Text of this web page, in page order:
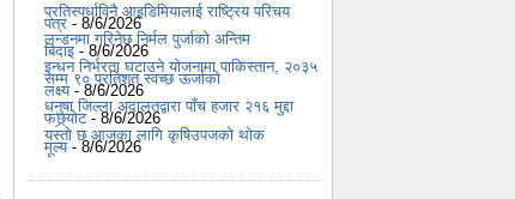
प्रतिस्पर्धाविनै आइडिमियालाई राष्ट्रिय परिचय
पत्र- 8/6/2026
लन्डनमा गरिनेछ निर्मल पुर्जाको अन्तिम
बिदाइ- 8/6/2026
इन्धन निर्भरता घटाउने योजनामा पाकिस्तान, २०३५
सम्म ९० प्रतिशत स्वच्छ ऊर्जाको
लक्ष्य- 8/6/2026
धनुषा जिल्ला अदालतद्वारा पाँच हजार २१६ मुद्दा
फछ्र्योट- 8/6/2026
यस्तो छ आजका लागि कृषिउपजको थोक
मूल्य- 8/6/2026